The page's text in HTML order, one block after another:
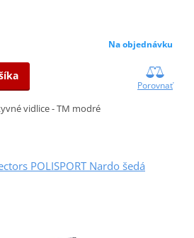
Na objednávku
Porovnať
vidlice - TM modré
POLISPORT Nardo šedá